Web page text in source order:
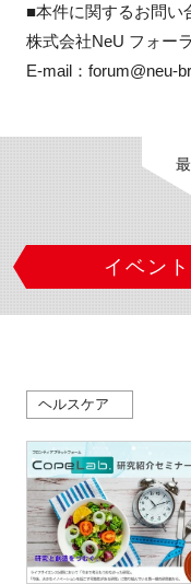
■本件に関するお問い
株式会社NeU フォー
E-mail：forum@neu-
イベン
ヘルスケア